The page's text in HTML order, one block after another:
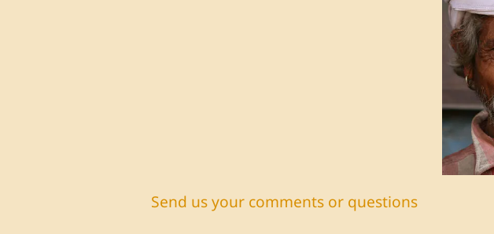
Send us your comments or questions